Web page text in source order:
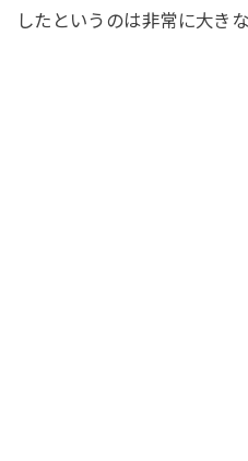
したというのは非常に大き